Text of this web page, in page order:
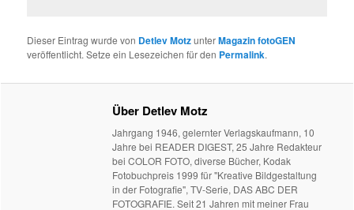
Dieser Eintrag wurde von Detlev MotzunterMagazin fotoGEN
veröffentlicht. Setze ein Lesezeichen für den Permalink.
Über Detlev Motz
Jahrgang 1946, gelernter Verlagskaufmann, 10
Jahre bei READER DIGEST, 25 Jahre Redakteur
bei COLOR FOTO, diverse Bücher, Kodak
Fotobuchpreis 1999 für "Kreative Bildgestaltung
in der Fotografie", TV-Serie, DAS ABC DER
FOTOGRAFIE. Seit 21 Jahren mit meiner Frau